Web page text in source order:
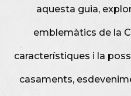
aquesta guia,
emblemàtics de la
característiques i la
casaments,